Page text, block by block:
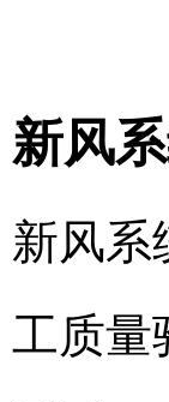
新风
新风系
工质量